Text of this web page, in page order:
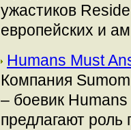
ужастиков
европейских и
Humans Must
Компания
– боевик
предлагают роль